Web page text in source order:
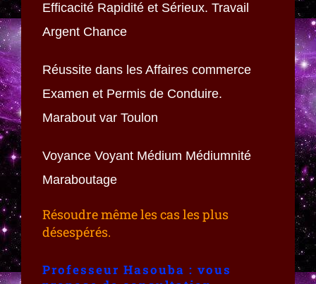
Efficacité Rapidité et Sérieux. Travail
Argent Chance
Réussite dans les Affaires commerce
Examen et Permis de Conduire.
Marabout var Toulon
Voyance Voyant Médium Médiumnité
Maraboutage
Résoudre même les cas les plus
désespérés.
Professeur Hasouba : vous